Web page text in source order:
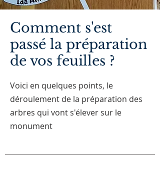
Comment s'est
passé la préparation
de vos feuilles ?
Voici en quelques points, le
déroulement de la préparation des
arbres qui vont s'élever sur le
monument